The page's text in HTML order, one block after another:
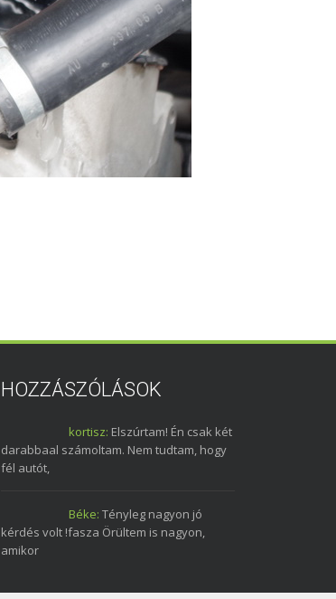
HOZZÁSZÓLÁSOK
kortisz: Elszúrtam! Én csak két
darabbaal számoltam. Nem tudtam, hogy
fél autót,
Béke: Tényleg nagyon jó
kérdés volt !fasza Örültem is nagyon,
amikor